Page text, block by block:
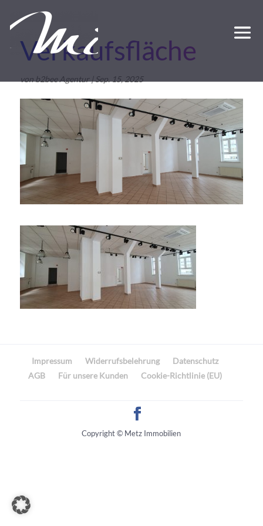
Verkaufsfläche
von b2bee Agentur|Sep. 15, 2025
Impressum Widerrufsbelehrung
Datenschutz
AGB
Für unsere Kunden Cookie-Richtlinie (EU)
Copyright © Metz Immobilien